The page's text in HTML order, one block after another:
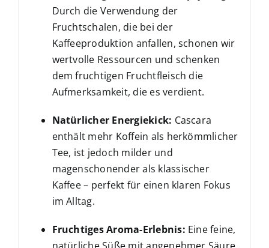
Durch die Verwendung der
Fruchtschalen, die bei der
Kaffeeproduktion anfallen, schonen wir
wertvolle Ressourcen und schenken
dem fruchtigen Fruchtfleisch die
Aufmerksamkeit, die es verdient.
Natürlicher Energiekick: Cascara
enthält mehr Koffein als herkömmlicher
Tee, ist jedoch milder und
magenschonender als klassischer
Kaffee – perfekt für einen klaren Fokus
im Alltag.
Fruchtiges Aroma-Erlebnis: Eine feine,